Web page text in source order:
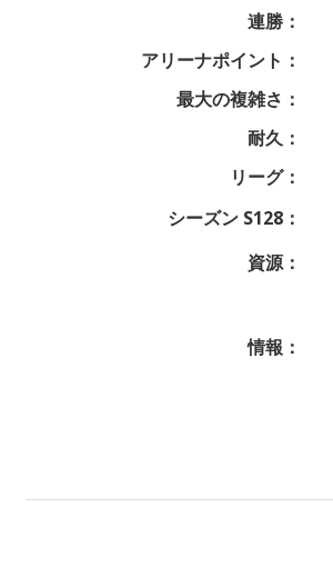
連勝：
アリーナポイント：
最大の複雑さ：
耐久：
リーグ：
シーズン S128：
資源：
情報：